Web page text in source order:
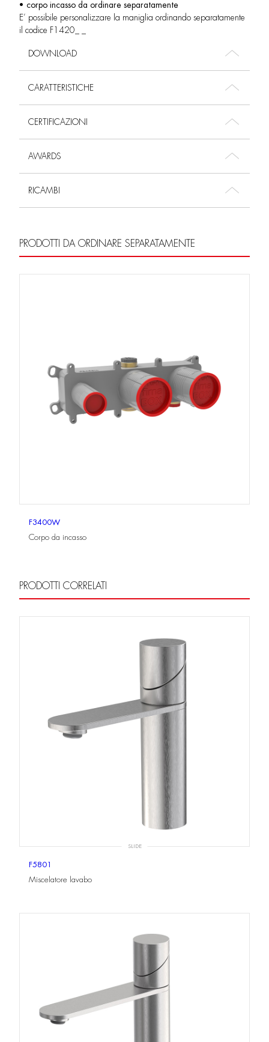
• corpo incasso da ordinare separatamente
E’ possibile personalizzare la maniglia ordinando separatamente
il codice F1420_ _
DOWNLOAD
CARATTERISTICHE
CERTIFICAZIONI
AWARDS
RICAMBI
PRODOTTI DA ORDINARE SEPARATAMENTE
F3400W
Corpo da incasso
PRODOTTI CORRELATI
SLIDE
F5801
Miscelatore lavabo